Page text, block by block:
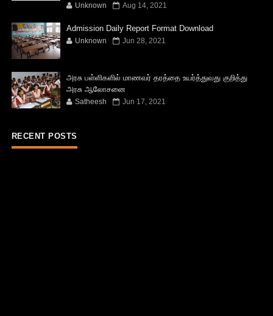
Unknown Aug 14, 2021
Admission Daily Report Format Download
Unknown Jun 28, 2021
அரசு பள்ளிகளில் மாணவர் தரத்தை உயர்த்துவது குறித்து
அரசு ஆலோசனை
Satheesh Jun 17, 2021
RECENT POSTS